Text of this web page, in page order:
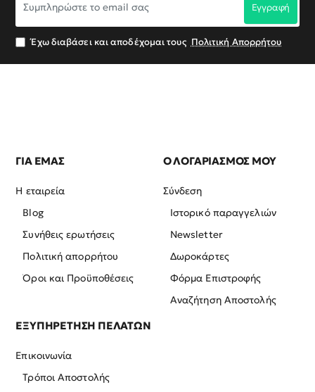
το
σας
Εγγραφή
Έχω διαβάσει και αποδέχομαι τους Πολιτική Απορρήτου
ΓΙΑ ΕΜΑΣ
Η εταιρεία
Blog
Συνήθεις ερωτήσεις
Πολιτική απορρήτου
Όροι και Προϋποθέσεις
Ο ΛΟΓΑΡΙΑΣΜΟΣ ΜΟΥ
Σύνδεση
Ιστορικό παραγγελιών
Newsletter
Δωροκάρτες
Φόρμα Επιστροφής
Αναζήτηση Αποστολής
ΕΞΥΠΗΡΕΤΗΣΗ ΠΕΛΑΤΩΝ
Επικοινωνία
Τρόποι Αποστολής